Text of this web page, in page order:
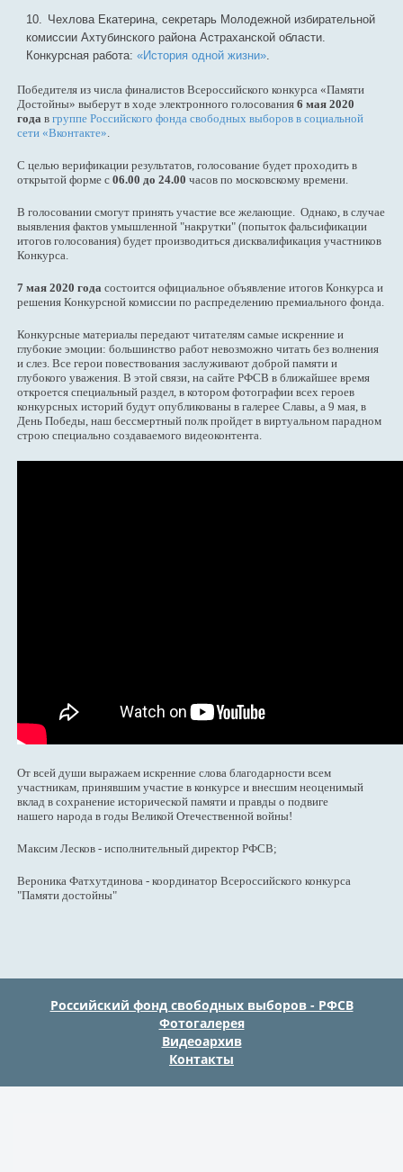
Чехлова Екатерина, секретарь Молодежной избирательной
комиссии Ахтубинского района Астраханской области.
Конкурсная работа:«История одной жизни».
Победителя из числа финалистов Всероссийского конкурса «Памяти
Достойны» выберут в ходе электронного голосования 6 мая 2020
года в группе Российского фонда свободных выборов в социальной
сети «Вконтакте»
С целью верификации результатов, голосование будет проходить в
открытой форме с 06.00 до 24.00 часов по московскому времени.
В голосовании смогут принять участие все желающие. Однако, в случае
выявления фактов умышленной "накрутки" (попыток фальсификации
итогов голосования) будет производиться дисквалификация участников
Конкурса.
7 мая 2020 года состоится официальное объявление итогов Конкурса и
решения Конкурсной комиссии по распределению премиального фонда.
Конкурсные материалы передают читателям самые искренние и
глубокие эмоции: большинство работ невозможно читать без волнения
и слез. Все герои повествования заслуживают доброй памяти и
глубокого уважения. В этой связи, на сайте РФСВ в ближайшее время
откроется специальный раздел, в котором фотографии всех героев
конкурсных историй будут опубликованы в галерее Славы, а 9 мая, в
День Победы, наш бессмертный полк пройдет в виртуальном парадном
строю специально создаваемого видеоконтента.
От всей души выражаем искренние слова благодарности всем
участникам, принявшим участие в конкурсе и внесшим неоценимый
вклад в сохранение исторической памяти и правды о подвиге
нашего народа в годы Великой Отечественной войны!
Максим Лесков - исполнительный директор РФСВ;
Вероника Фатхутдинова - координатор Всероссийского конкурса
"Памяти достойны"
Российский фонд свободных выборов - РФСВ
Фотогалерея
Видеоархив
Контакты